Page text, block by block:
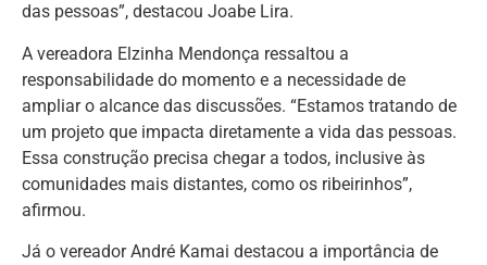
das pessoas”, destacou Joabe Lira.
A vereadora Elzinha Mendonça ressaltou a
responsabilidade do momento e a necessidade de
ampliar o alcance das discussões. “Estamos tratando de
um projeto que impacta diretamente a vida das pessoas.
Essa construção precisa chegar a todos, inclusive às
comunidades mais distantes, como os ribeirinhos”,
afirmou.
Já o vereador André Kamai destacou a importância de